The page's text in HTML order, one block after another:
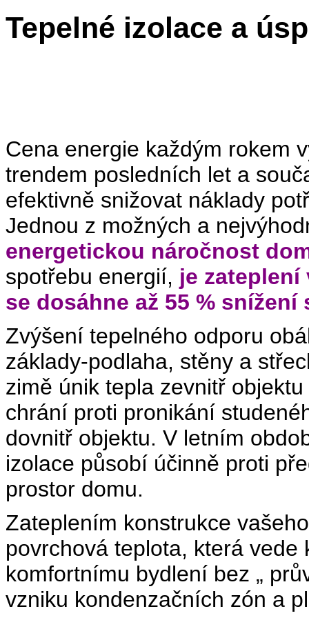
Tepelné izolace a
Cena energie každým rokem
trendem posledních let a
efektivně snižovat náklady
Jednou z možných a
energetickou náročnost
spotřebu energií, je zateplení
se dosáhne až 55 %
Zvýšení tepelného odporu
základy-podlaha, stěny a
zimě únik tepla zevnitř
chrání proti pronikání
dovnitř objektu. V letním
izolace působí účinně proti
prostor domu.
Zateplením konstrukce
povrchová teplota, která vede
komfortnímu bydlení bez „
vzniku kondenzačních zón a